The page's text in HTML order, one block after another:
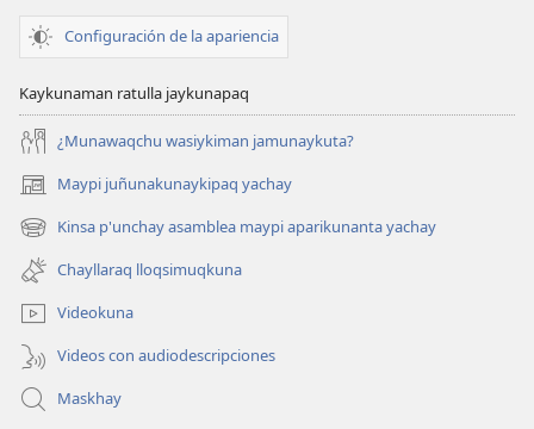
Configuración de la apariencia
Kaykunaman ratulla jaykunapaq
¿Munawaqchu wasiykiman jamunaykuta?
Maypi juñunakunaykipaq yachay
(abre
una
nueva
ventana)
Kinsa p'unchay asamblea maypi aparikunanta yachay
(abre
una
nueva
ventana)
Chayllaraq lloqsimuqkuna
Videokuna
Videos con audiodescripciones
Maskhay